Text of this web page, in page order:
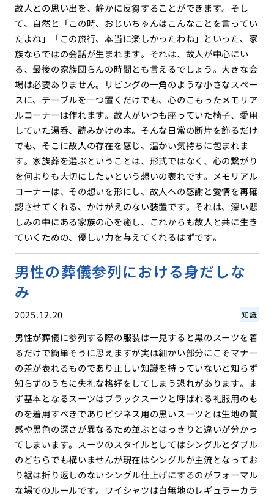
故人との思い出を、静かに反芻することができます。そし
て、自然と「この時、おじいちゃんはこんなことを言ってい
たよね」「この旅行、本当に楽しかったわね」といった、家
族ならではの会話が生まれます。それは、故人が中心にい
る、最後の家族団らんの時間とも言えるでしょう。大きな会
場は必要ありません。リビングの一角のような小さなスペー
スに、テーブルを一つ置くだけでも、心のこもったメモリア
ルコーナーは作れます。故人がいつも座っていた椅子、愛用
していた湯呑、読みかけの本。そんな日常の断片を飾るだけ
でも、そこに故人の存在を感じ、温かい気持ちに包まれま
す。家族葬を選ぶということは、形式ではなく、心の繋がり
を何よりも大切にしたいという想いの表れです。メモリアル
コーナーは、その想いを形にし、故人への感謝と愛情を再確
認させてくれる、かけがえのない装置です。それは、深い悲
しみの中にある家族の心を癒し、これからも故人と共に生き
ていくための、優しい力を与えてくれるはずです。
男性の葬儀参列における身だしな
み
2025.12.20 知識
男性が葬儀に参列する際の服装は一見すると黒のスーツを着
るだけで簡単そうに思えますが実は細かい部分にこそマナー
の差が表れるものであり正しい知識を持っていないと知らず
知らずのうちに失礼な格好をしてしまう恐れがあります。ま
ず基本となるスーツはブラックスーツと呼ばれる礼服用のも
のを着用すべきでありビジネス用の黒いスーツとは生地の質
感や黒色の深さが異なるため並ぶとはっきりと違いが分かっ
てしまいます。スーツのスタイルとしてはシングルとダブル
のどちらでも構いませんが現在はシングルが主流となってお
り裾は折り返しのないシングル仕上げにするのがフォーマル
な場でのルールです。ワイシャツは白無地のレギュラーカラ